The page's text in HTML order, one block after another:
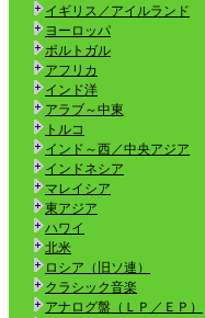
イギリス／アイルランド
ヨーロッパ
ポルトガル
アフリカ
インド洋
アラブ～中東
トルコ
インド～西／中央アジア
インドネシア
マレイシア
東アジア
ハワイ
北米
ロシア（旧ソ連）
クラシック音楽
アナログ盤（ＬＰ／ＥＰ）